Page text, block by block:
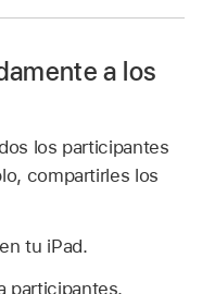
a los
los participantes
compartirles los
en tu iPad.
participantes.